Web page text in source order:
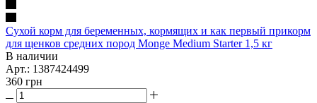
Сухой корм для беременных, кормящих и как первый прикорм
для щенков средних пород Monge Medium Starter 1,5 кг
В наличии
Арт.: 1387424499
360 грн